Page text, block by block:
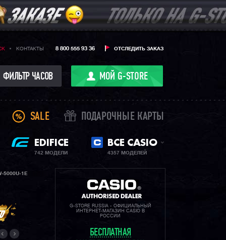
КОНТАКТЫ ОТСЛЕДИТЬ ЗАКАЗ
8 800 555 93 36
ФИЛЬТР ЧАСОВ МОЙ G-STORE
SALE ПОДАРОЧНЫЕ КАРТЫ
EDIFICE
742 МОДЕЛИ
ВСЕ CASIO
4357 МОДЕЛЕЙ
5000U-1E
G-STORE RUSSIA - ОФИЦИАЛЬНЫЙ
ИНТЕРНЕТ-МАГАЗИН CASIO В
РОССИИ
БЕСПЛАТНАЯ